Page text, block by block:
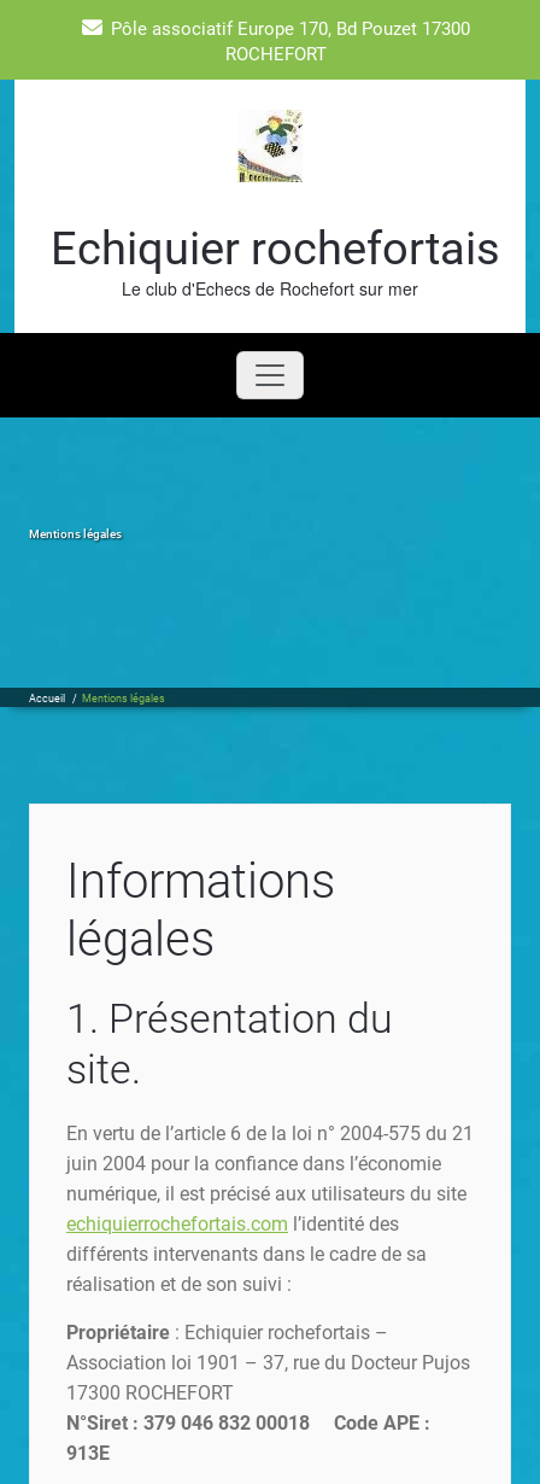
Pôle associatif Europe 170, Bd Pouzet 17300
ROCHEFORT
Echiquier rochefortais
Le club d'Echecs de Rochefort sur mer
Mentions légales
Accueil / Mentions légales
Informations
légales
1. Présentation du
site.
En vertu de l’article 6 de la loi n° 2004-575 du 21
juin 2004 pour la confiance dans l’économie
numérique, il est précisé aux utilisateurs du site
echiquierrochefortais.com l’identité des
différents intervenants dans le cadre de sa
réalisation et de son suivi :
Propriétaire : Echiquier rochefortais –
Association loi 1901 – 37, rue du Docteur Pujos
17300 ROCHEFORT
N°Siret : 379 046 832 00018 Code APE :
913E